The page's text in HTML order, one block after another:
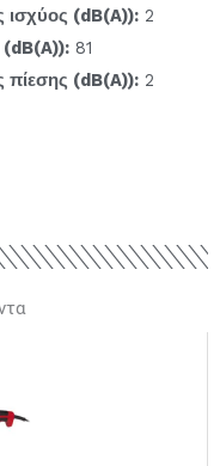
ισχύος (dB(A)): 2
(dB(A)): 81
πίεσης (dB(A)): 2